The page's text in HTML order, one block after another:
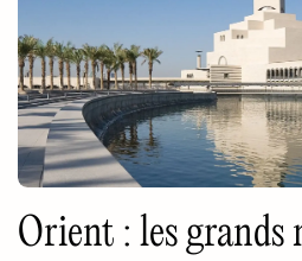
Orient : les grands